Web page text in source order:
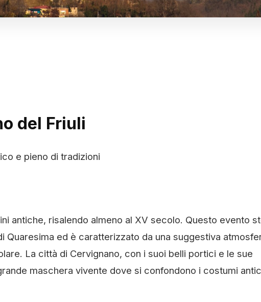
del Friuli
e pieno di tradizioni
antiche, risalendo almeno al XV secolo. Questo evento
Quaresima ed è caratterizzato da una suggestiva
La città di Cervignano, con i suoi belli portici e le sue
maschera vivente dove si confondono i costumi